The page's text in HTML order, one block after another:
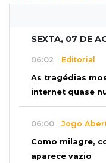
SEXTA, 07 DE
06:02 Editorial
As tragédias
internet quase
06:00 Jogo
Como milagre,
aparece vazio